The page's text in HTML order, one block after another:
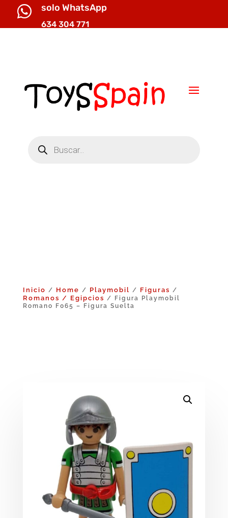
 solo WhatsApp
634 304 771
productos
Inicio / Home / Playmobil / Figuras /
Romanos / Egipcios / Figura Playmobil
Romano F065 – Figura Suelta